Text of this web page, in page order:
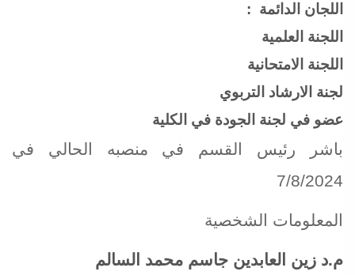
اللجان الدائمة :
اللجنة العلمية
اللجنة الامتحانية
لجنة الارشاد التربوي
عضو في لجنة الجودة في الكلية
باشر رئيس القسم في منصبه الحالي في
7/8/2024
المعلومات الشخصية
م.د زين العابدين جاسم محمد السالم